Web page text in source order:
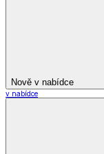
Nově v nabídce
v nabídce